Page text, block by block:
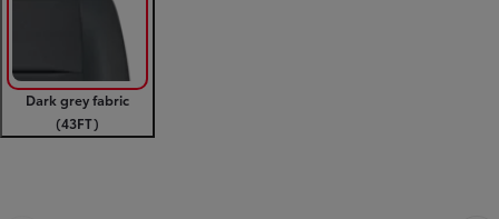
Dark grey fabric
(43FT)